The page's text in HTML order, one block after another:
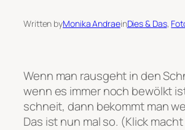
Written byMonika AndraeinDies & Das,
Wenn man rausgeht in den
wenn es immer noch bewölkt
schneit, dann bekommt man
Das ist nun mal so. (Klick